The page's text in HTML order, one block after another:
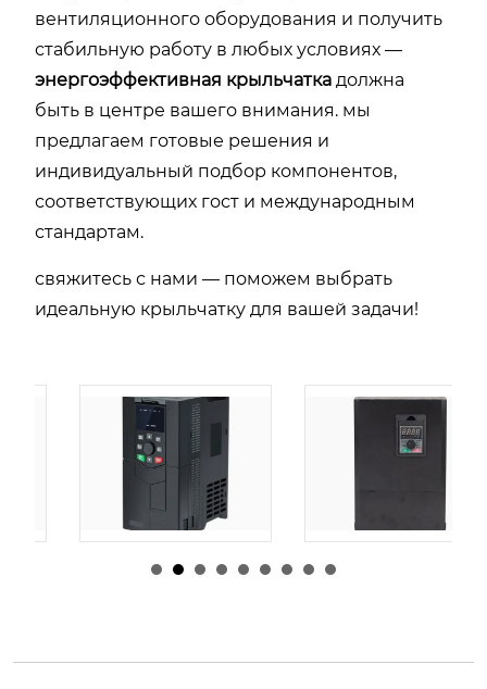
вентиляционного оборудования и получить
стабильную работу в любых условиях —
энергоэффективная крыльчатка должна
быть в центре вашего внимания. мы
предлагаем готовые решения и
индивидуальный подбор компонентов,
соответствующих гост и международным
стандартам.
свяжитесь с нами — поможем выбрать
идеальную крыльчатку для вашей задачи!
由admin |30 1 月,
由admin |29 1 月,